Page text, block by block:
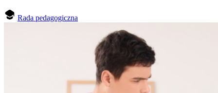
Rada pedagogiczna